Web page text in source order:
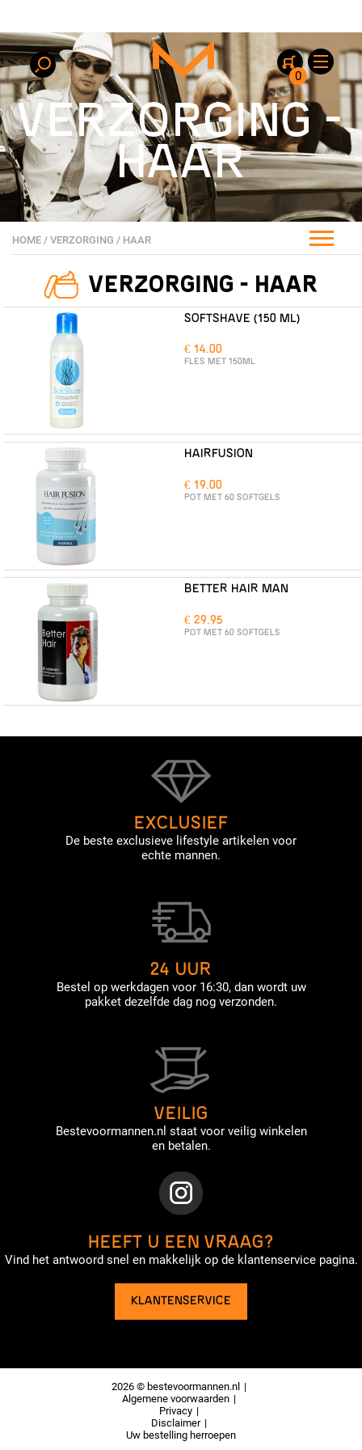
0
VERZORGING -
HAAR
HOME / VERZORGING / HAAR
VERZORGING - HAAR
SOFTSHAVE (150 ML)
€ 14.00
FLES MET 150ML
HAIRFUSION
€ 19.00
POT MET 60 SOFTGELS
BETTER HAIR MAN
€ 29.95
POT MET 60 SOFTGELS
EXCLUSIEF
De beste exclusieve lifestyle artikelen voor
echte mannen.
24 UUR
Bestel op werkdagen voor 16:30, dan wordt uw
pakket dezelfde dag nog verzonden.
VEILIG
Bestevoormannen.nl staat voor veilig winkelen
en betalen.
HEEFT U EEN VRAAG?
Vind het antwoord snel en makkelijk op de klantenservice pagina.
KLANTENSERVICE
2026 © bestevoormannen.nl
Algemene voorwaarden
Privacy
Disclaimer
Uw bestelling herroepen